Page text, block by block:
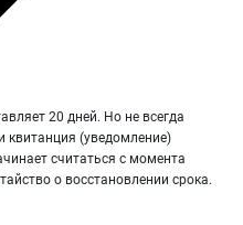
20 дней. Но не всегда
квитанция (уведомление)
считаться с момента
о восстановлении срока.